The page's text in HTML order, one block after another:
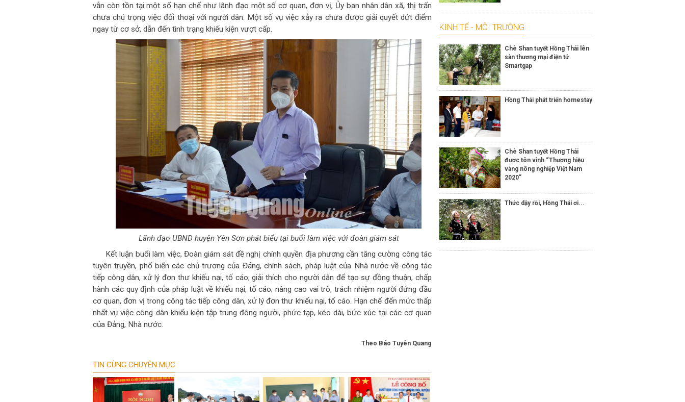
vẫn còn tồn tại một số hạn chế như lãnh đạo một số cơ quan, đơn vị, Ủy ban nhân dân xã, thị trấn
chưa chú trọng việc đối thoại với người dân. Một số vụ việc xảy ra chưa được giải quyết dứt điểm
ngay từ cơ sở, dẫn đến tình trạng khiếu kiện vượt cấp.
Lãnh đạo UBND huyện Yên Sơn phát biểu tại buổi làm việc với đoàn giám sát
Kết luận buổi làm việc, Đoàn giám sát đề nghị chính quyền địa phương cần tăng cường công tác
tuyên truyền, phổ biến các chủ trương của Đảng, chính sách, pháp luật của Nhà nước về công tác
tiếp công dân, xử lý đơn thư khiếu nại, tố cáo; giải thích cho người dân để tạo sự đồng thuận, chấp
hành các quy định của pháp luật về khiếu nại, tố cáo; nâng cao vai trò, trách nhiệm người đứng đầu
cơ quan, đơn vị trong công tác tiếp công dân, xử lý đơn thư khiếu nại, tố cáo. Hạn chế đến mức thấp
nhất vụ việc công dân khiếu kiện tập trung đông người, phức tạp, kéo dài, bức xúc tại các cơ quan
của Đảng, Nhà nước.
Theo Báo Tuyên Quang
TIN CÙNG CHUYÊN MỤC
KINH TẾ - MÔI TRƯỜNG
Chè Shan tuyết Hồng Thái lên
sàn thương mại điện tử
Smartgap
Hồng Thái phát triển homestay
Chè Shan tuyết Hồng Thái
được tôn vinh “Thương hiệu
vàng nông nghiệp Việt Nam
2020”
Thức dậy rồi, Hồng Thái ơi...